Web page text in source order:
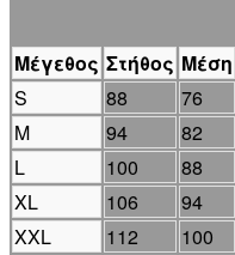
Μέγεθος Στήθος Μέση
S
88 76
M
94 82
L
100 88
XL
106 94
XXL
112 100